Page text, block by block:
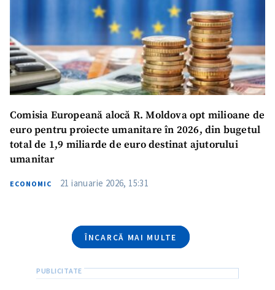
Comisia Europeană alocă R. Moldova opt milioane de
euro pentru proiecte umanitare în 2026, din bugetul
total de 1,9 miliarde de euro destinat ajutorului
umanitar
ECONOMIC 21 ianuarie 2026, 15:31
ÎNCARCĂ MAI MULTE
+ Telefon personal
acord cupolitica de
confidențialitate.
TRIMITE ȘTIREA